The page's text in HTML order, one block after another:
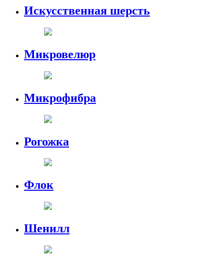
Искусственная шерсть
Микровелюр
Микрофибра
Рогожка
Флок
Шенилл